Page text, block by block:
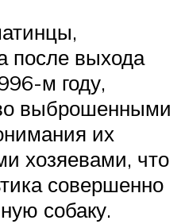
после выхода
м году,
выброшенными
их
хозяевами, что
совершенно
собаку.